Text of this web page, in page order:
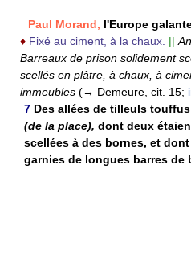
Paul Morand, l'Europe
♦ Fixé au ciment, à la chaux. ||
Barreaux de prison solidement
scellés en plâtre, à chaux, à
immeubles (→ Demeure, cit. 15;
7 Des allées de tilleuls
(de la place), dont deux
scellées à des bornes, et
garnies de longues barres de